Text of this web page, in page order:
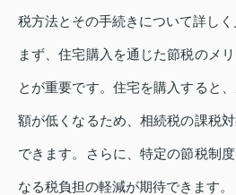
税方法とその手続きについて詳しく
まず、住宅購入を通じた節税のメ
とが重要です。住宅を購入すると
額が低くなるため、相続税の課税
できます。さらに、特定の節税制
なる税負担の軽減が期待できます。